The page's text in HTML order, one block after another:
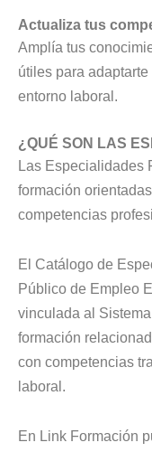
Actualiza tus
Amplía tus
útiles para
entorno laboral.
¿QUÉ SON LAS
Las Especialidades
formación
competencias
El Catálogo de
Público de Empleo
vinculada al
formación
con competencias
laboral.
En Link Formación